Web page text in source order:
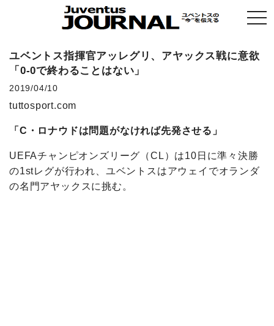
ユベントス指揮官アッレグリ、アヤックス戦に意欲
「0-0で終わることはない」
2019/04/10
tuttosport.com
「C・ロナウドは問題がなければ先発させる」
UEFAチャンピオンズリーグ（CL）は10日に準々決勝
の1stレグが行われ、ユベントスはアウェイでオランダ
の名門アヤックスに挑む。